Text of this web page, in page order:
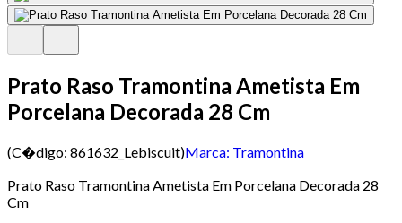
Prato Raso Tramontina Ametista Em
Porcelana Decorada 28 Cm
(C�digo: 861632_Lebiscuit)Marca: Tramontina
Prato Raso Tramontina Ametista Em Porcelana Decorada 28
Cm